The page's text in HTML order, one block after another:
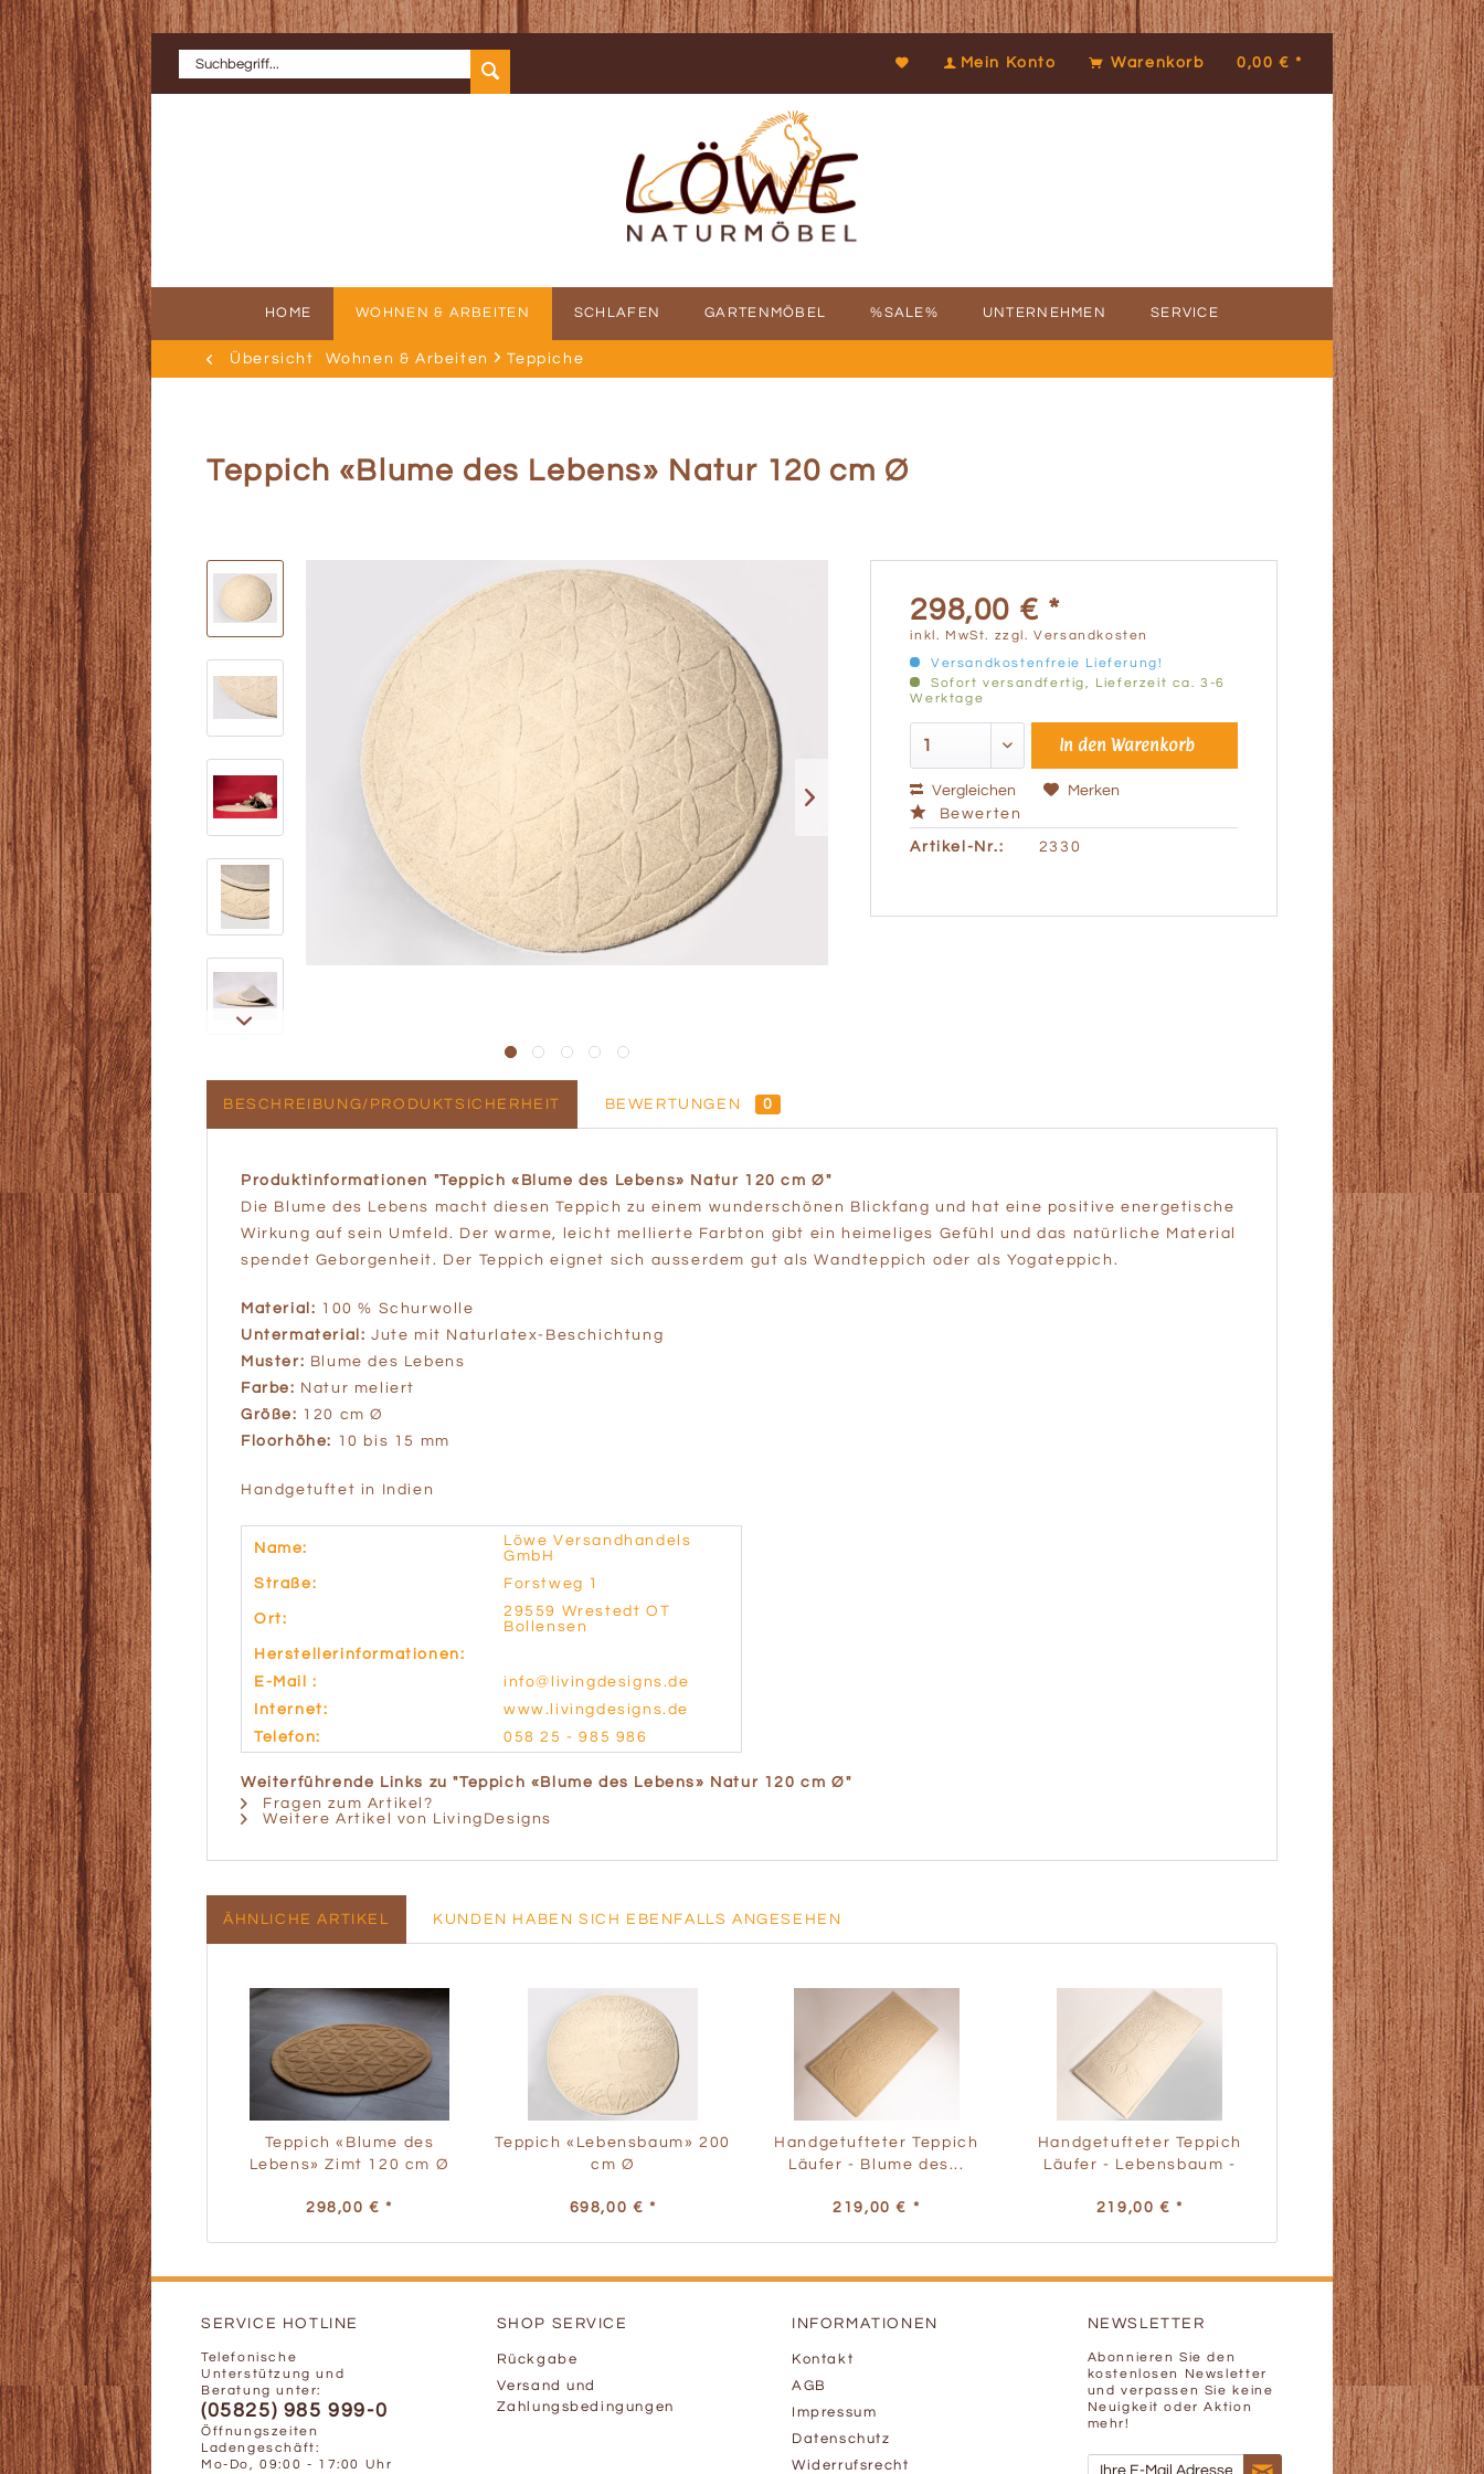
Mein Konto Warenkorb 0,00 € *
HOME WOHNEN & ARBEITEN SCHLAFEN GARTENMÖBEL %SALE% UNTERNEHMEN SERVICE
Übersicht Wohnen & Arbeiten Teppiche
Teppich «Blume des Lebens» Natur 120 cm Ø
298,00 € *
inkl. MwSt. zzgl. Versandkosten
Versandkostenfreie Lieferung!
Sofort versandfertig, Lieferzeit ca. 3-6
Werktage
In den Warenkorb
Vergleichen
Merken
Bewerten
Artikel-Nr.: 2330
BESCHREIBUNG/PRODUKTSICHERHEIT BEWERTUNGEN 0
Produktinformationen "Teppich «Blume des Lebens» Natur 120 cm Ø"
Die Blume des Lebens macht diesen Teppich zu einem wunderschönen Blickfang und hat eine positive energetische
Wirkung auf sein Umfeld. Der warme, leicht mellierte Farbton gibt ein heimeliges Gefühl und das natürliche Material
spendet Geborgenheit. Der Teppich eignet sich ausserdem gut als Wandteppich oder als Yogateppich.
Material: 100 % Schurwolle
Untermaterial: Jute mit Naturlatex-Beschichtung
Muster: Blume des Lebens
Farbe: Natur meliert
Größe: 120 cm Ø
Floorhöhe:
10 bis 15 mm
Handgetuftet in Indien
Name:
Löwe Versandhandels
GmbH
Straße:
Forstweg 1
Ort:
29559 Wrestedt OT
Bollensen
Herstellerinformationen:
E-Mail :
info@livingdesigns.de
Internet:
www.livingdesigns.de
Telefon:
058 25 - 985 986
Weiterführende Links zu "Teppich «Blume des Lebens» Natur 120 cm Ø"
Fragen zum Artikel?
Weitere Artikel von LivingDesigns
ÄHNLICHE ARTIKEL KUNDEN HABEN SICH EBENFALLS ANGESEHEN
Teppich «Blume des
Lebens» Zimt 120 cm Ø
298,00 € *
Teppich «Lebensbaum» 200
cm Ø
698,00 € *
Handgetufteter Teppich
Läufer - Blume des...
219,00 € *
Handgetufteter Teppich
Läufer - Lebensbaum -
219,00 € *
SERVICE HOTLINE
Telefonische
Unterstützung und
Beratung unter:
(05825) 985 999-0
Öffnungszeiten
Ladengeschäft:
Mo-Do, 09:00 - 17:00 Uhr
SHOP SERVICE
Rückgabe
Versand und
Zahlungsbedingungen
INFORMATIONEN
Kontakt
AGB
Impressum
Datenschutz
Widerrufsrecht
NEWSLETTER
Abonnieren Sie den
kostenlosen Newsletter
und verpassen Sie keine
Neuigkeit oder Aktion
mehr!